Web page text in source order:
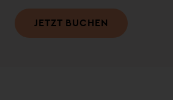
JETZT BUCHEN